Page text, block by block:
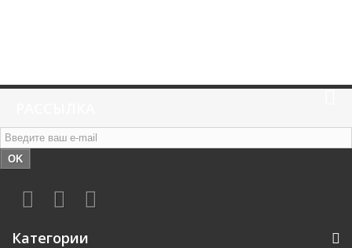
OK
Категории